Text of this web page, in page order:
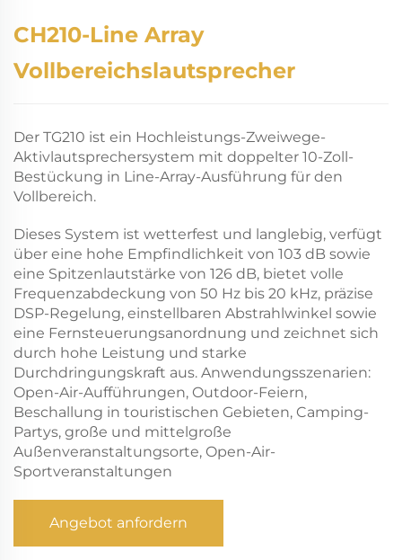
CH210-Line Array
Vollbereichslautsprecher
Der TG210 ist ein Hochleistungs-Zweiwege-
Aktivlautsprechersystem mit doppelter 10-Zoll-
Bestückung in Line-Array-Ausführung für den
Vollbereich.
Dieses System ist wetterfest und langlebig, verfügt
über eine hohe Empfindlichkeit von 103 dB sowie
eine Spitzenlautstärke von 126 dB, bietet volle
Frequenzabdeckung von 50 Hz bis 20 kHz, präzise
DSP-Regelung, einstellbaren Abstrahlwinkel sowie
eine Fernsteuerungsanordnung und zeichnet sich
durch hohe Leistung und starke
Durchdringungskraft aus. Anwendungsszenarien:
Open-Air-Aufführungen, Outdoor-Feiern,
Beschallung in touristischen Gebieten, Camping-
Partys, große und mittelgroße
Außenveranstaltungsorte, Open-Air-
Sportveranstaltungen
Angebot anfordern